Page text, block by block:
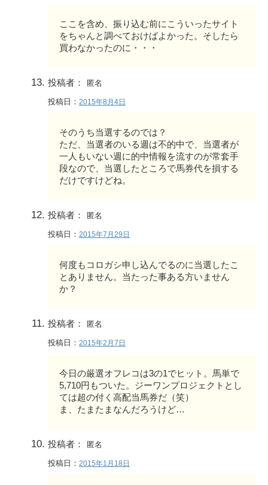
ここを含め、振り込む前にこういったサイト
をちゃんと調べておけばよかった。そしたら
買わなかったのに・・・
投稿者： 匿名
投稿日： 2015年8月4日
そのうち当選するのでは？
ただ、当選者のいる週は不的中で、当選者が
一人もいない週に的中情報を流すのが常套手
段なので、当選したところで馬券代を損する
だけですけどね。
投稿者： 匿名
投稿日： 2015年7月29日
何度もコロガシ申し込んでるのに当選したこ
とありません。当たった事ある方いません
か？
投稿者： 匿名
投稿日： 2015年2月7日
今日の厳選オフレコは3の1でヒット。馬単で
5,710円もついた。ジーワンプロジェクトとし
ては超の付く高配当馬券だ（笑）
ま、たまたまなんだろうけど…
投稿者： 匿名
投稿日： 2015年1月18日